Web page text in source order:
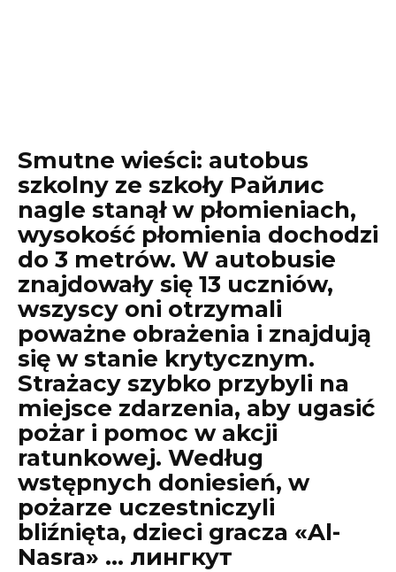
Smutne wieści: autobus
szkolny ze szkoły Райлис
nagle stanął w płomieniach,
wysokość płomienia dochodzi
do 3 metrów. W autobusie
znajdowały się 13 uczniów,
wszyscy oni otrzymali
poważne obrażenia i znajdują
się w stanie krytycznym.
Strażacy szybko przybyli na
miejsce zdarzenia, aby ugasić
pożar i pomoc w akcji
ratunkowej. Według
wstępnych doniesień, w
pożarze uczestniczyli
bliźnięta, dzieci gracza «Al-
Nasra» … лингкут